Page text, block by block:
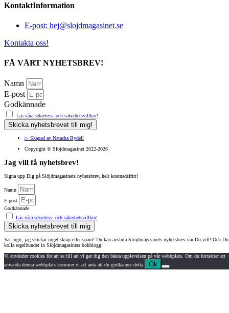
KontaktInformation
E-post: hej@slojdmagasinet.se
Kontakta oss!
FÅ VÅRT NYHETSBREV!
Namn
E-post
Godkännade
Läs våra sekretess- och säkerhetsvillkor!
Skicka nyhetsbrevet till mig!
▷ Skapad av Natasha Rydell
Copyright ©️ Slöjdmagasinet 2022-2026
Jag vill få nyhetsbrev!
Signa upp Dig på Slöjdmagasinets nyhetsbrev, helt kostnadsfritt!
Namn
E-post
Godkännade
Läs våra sekretess- och säkerhetsvillkor!
Skicka nyhetsbrevet till mig
Var lugn, jag skickar inget skräp eller spam! Du kan avsluta Slöjdmagasinets nyhetsbrev när Du vill! Och
kolla regelbundet in Slöjdmagasinets bokblogg!
Vi använder cookies för att se till att vi ger dig den bästa upplevelsen på vår webbplats. Om du fortsätter att
använda denna webbplats kommer vi att anta att du godkänner detta.
Ok